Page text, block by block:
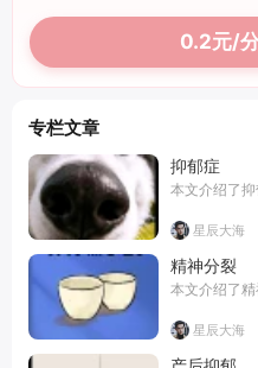
0.2元/
专栏文章
抑郁症
本文介绍了
星辰大海
精神分裂
本文介绍了
星辰大海